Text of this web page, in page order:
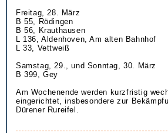
Freitag, 28. März
B 55, Rödingen
B 56, Krauthausen
L 136, Aldenhoven, Am alten Bahnhof
L 33, Vettweiß
Samstag, 29., und Sonntag, 30. März
B 399, Gey
Am Wochenende werden kurzfristig
eingerichtet, insbesondere zur
Dürener Rureifel.